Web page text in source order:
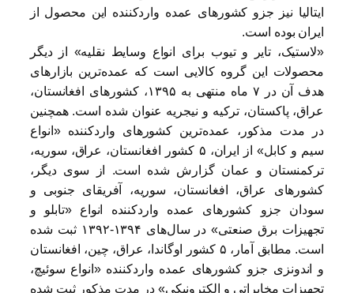
ایتالیا نیز جزو کشورهای عمده وارد‌کننده این محصول از
ایران بوده است.
«لاستیک، تایر و تیوب برای انواع وسایط نقلیه» از دیگر
محصولات این گروه کالایی است که عمده‌ترین بازارهای
هدف آن در ۷ ماه منتهی به ۱۳۹۵، کشورهای افغانستان،
عراق، پاکستان، ترکیه و نیجریه عنوان شده است. همچنین
در مدت مذکور، عمده‌ترین کشورهای وارد‌کننده «انواع
سیم و کابل» از ایران، ۵ کشور افغانستان، عراق، سوریه،
ترکمنستان و عمان گزارش شده است. از سوی دیگر،
کشورهای عراق، افغانستان، سوریه، آفریقای جنوبی و
سودان جزو کشورهای عمده وارد‌کننده انواع «تابلو و
تجهیزات برق صنعتی» در سال‌های ۱۳۹۴-۱۳۹۲ ثبت شده
است. مطابق آمار، ۵ کشور اوگاندا، عراق، چین، افغانستان
و اندونزی جزو کشورهای عمده وارد‌کننده «انواع سوئیچ،
تجهیزات مخابراتی و الکترونیکی» در مدت مذکور ثبت شده